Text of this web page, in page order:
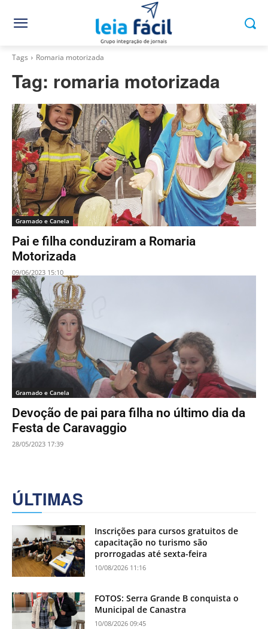
Tags Romaria motorizada
Tag: romaria motorizada
Gramado e Canela
Pai e filha conduziram a Romaria
Motorizada
09/06/2023 15:10
Gramado e Canela
Devoção de pai para filha no último dia da
Festa de Caravaggio
28/05/2023 17:39
ÚLTIMAS
Inscrições para cursos gratuitos de
capacitação no turismo são
prorrogadas até sexta-feira
10/08/2026 11:16
FOTOS: Serra Grande B conquista o
Municipal de Canastra
10/08/2026 09:45